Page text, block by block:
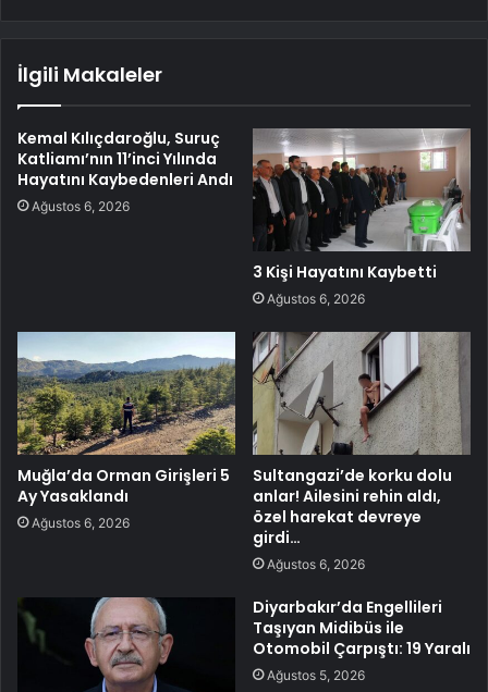
İlgili Makaleler
Kemal Kılıçdaroğlu, Suruç
Katliamı’nın 11’inci Yılında
Hayatını Kaybedenleri Andı
Ağustos 6, 2026
3 Kişi Hayatını Kaybetti
Ağustos 6, 2026
Muğla’da Orman Girişleri 5
Ay Yasaklandı
Ağustos 6, 2026
Sultangazi’de korku dolu
anlar! Ailesini rehin aldı,
özel harekat devreye
girdi…
Ağustos 6, 2026
Diyarbakır’da Engellileri
Taşıyan Midibüs ile
Otomobil Çarpıştı: 19 Yaralı
Ağustos 5, 2026